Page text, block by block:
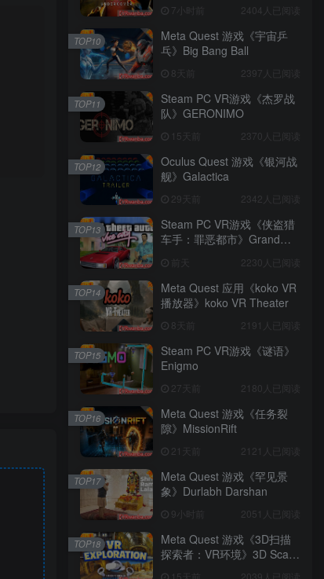
7小时前 2404人已阅读
Meta Quest 游戏《宇宙乒
乓》Big Bang Ball
8天前 2397人已阅读
TOP10
Steam PC VR游戏《杰罗战
队》GERONIMO
15天前 2370人已阅读
TOP11
Oculus Quest 游戏《银河战
舰》Galactica
29天前 2342人已阅读
TOP12
Steam PC VR游戏《侠盗猎
车手：罪恶都市》Grand
2230人已阅读
TOP13
Meta Quest 应用《koko VR
播放器》koko VR Theater
8天前 2191人已阅读
TOP14
Steam PC VR游戏《谜语》
Enigmo
27天前 2180人已阅读
TOP15
Meta Quest 游戏《任务裂
隙》MissionRift
21天前 2121人已阅读
TOP16
Meta Quest 游戏《罕见景
象》Durlabh Darshan
9小时前 2051人已阅读
TOP17
Meta Quest 游戏《3D扫描
探索者：VR环境》3D Scan
15天前 2039人已阅读
TOP18